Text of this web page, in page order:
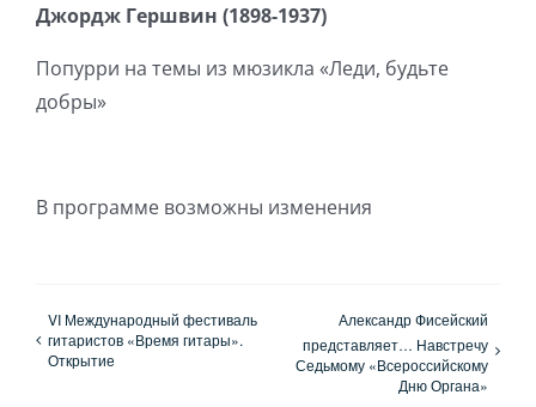
Джордж Гершвин (1898-1937)
Попурри на темы из мюзикла «Леди, будьте
добры»
В программе возможны изменения
VI Международный фестиваль
гитаристов «Время гитары».
Открытие
Александр Фисейский
представляет… Навстречу
Седьмому «Всероссийскому
Дню Органа»